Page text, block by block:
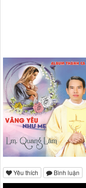
Yêu thích Bình luận